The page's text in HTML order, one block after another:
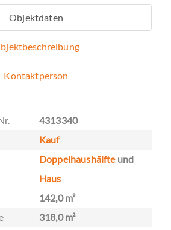
Objektdaten
Kontaktperson
4313340
Kauf
Doppelhaushälfteund
Haus
142,0 m²
318,0 m²